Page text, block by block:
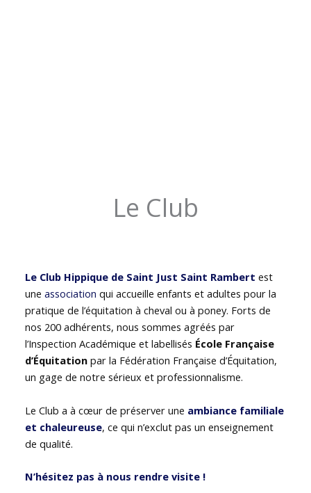
Le Club
Le Club Hippique de Saint Just Saint Rambert est
uneassociation qui accueille enfants et adultes pour la
pratique de l’équitation à cheval ou à poney. Forts de
nos 200 adhérents, nous sommes agréés par
l’Inspection Académique et labellisés École Française
d’Équitation par la Fédération Française d’Équitation,
un gage de notre sérieux et professionnalisme.
Le Club a à cœur de préserver une ambiance familiale
et chaleureuse, ce qui n’exclut pas un enseignement
de qualité.
N’hésitez pas à nous rendre visite !